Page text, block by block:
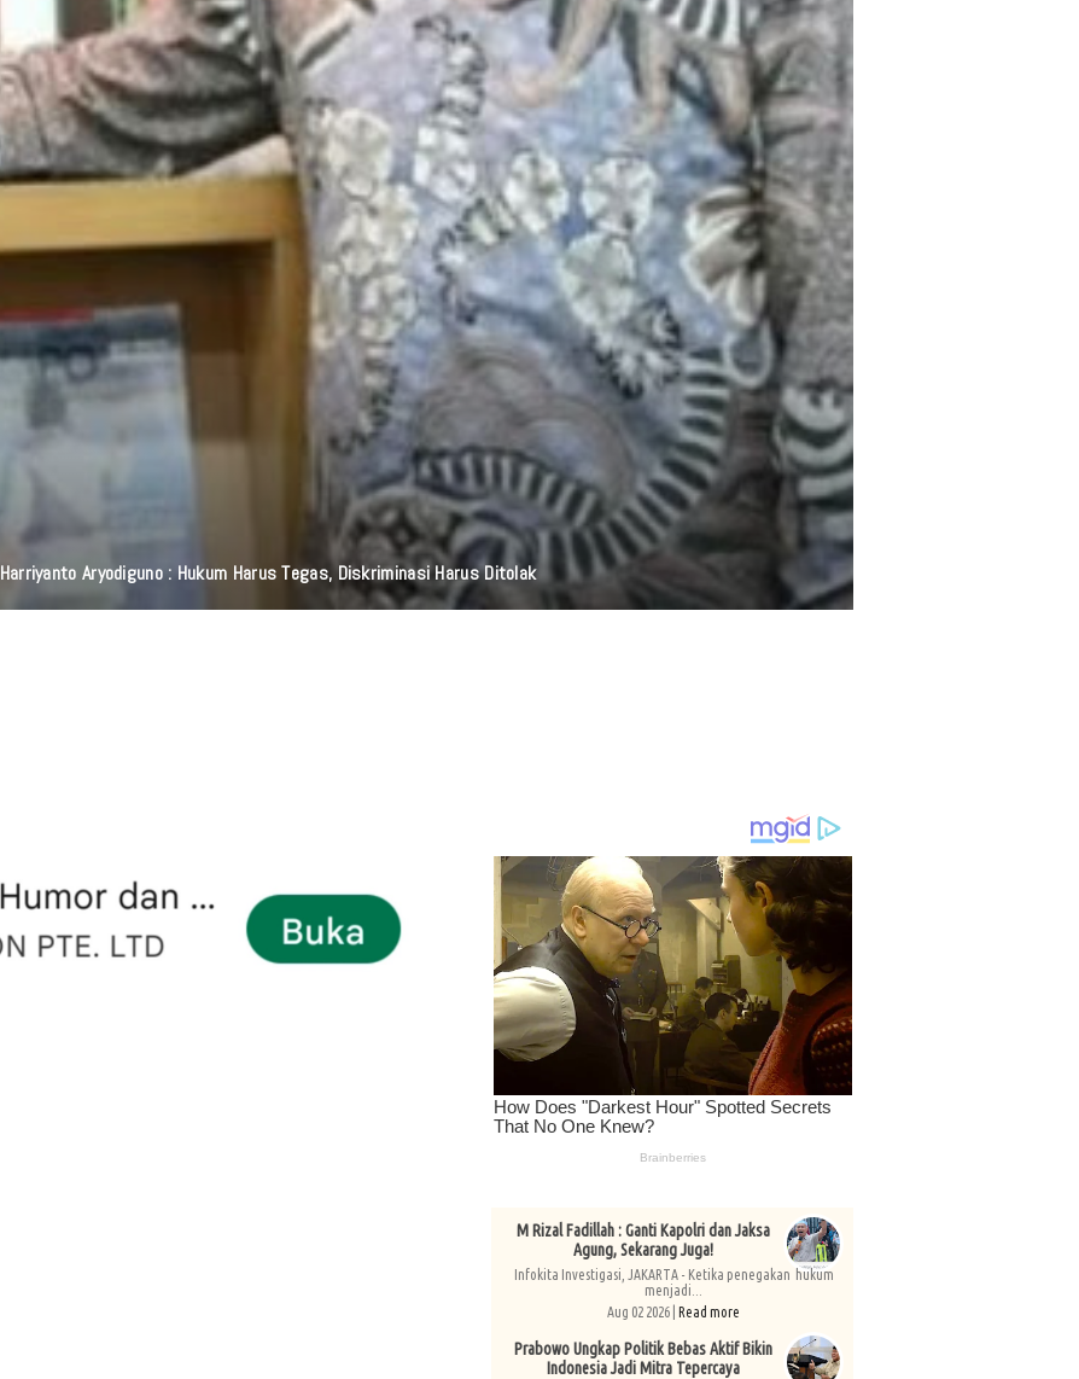
Harriyanto Aryodiguno : Hukum Harus Tegas, Diskriminasi Harus Ditolak
M Rizal Fadillah : Ganti Kapolri dan Jaksa
Agung, Sekarang Juga!
Infokita Investigasi, JAKARTA - Ketika penegakan hukum
menjadi...
Aug 02 2026 | Read more
Prabowo Ungkap Politik Bebas Aktif Bikin
Indonesia Jadi Mitra Tepercaya